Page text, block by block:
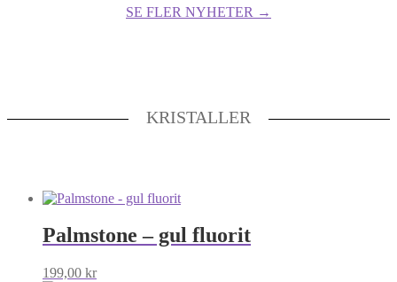
SE FLER NYHETER →
KRISTALLER
Palmstone – gul fluorit
199,00 kr